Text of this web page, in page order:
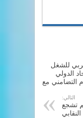
للشغل
الدولي
التضامني مع
التالي:
تشجع